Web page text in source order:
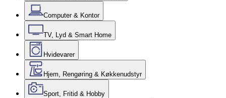
Computer & Kontor
TV, Lyd & Smart Home
Hvidevarer
Hjem, Rengøring & Køkkenudstyr
Sport, Fritid & Hobby